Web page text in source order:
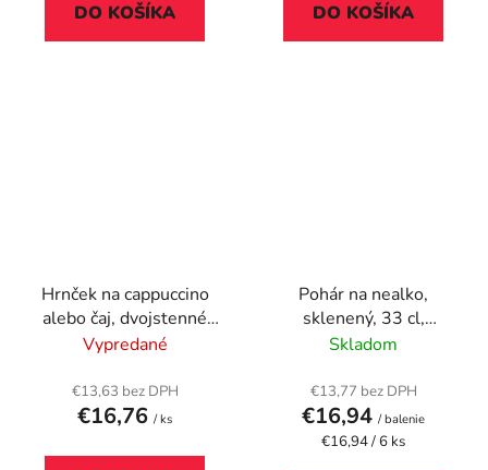
DO KOŠÍKA DO KOŠÍKA
Hrnček na cappuccino
alebo čaj, dvojstenné
sklo, 285ml, "Thermo"
Vypredané
€13,63 bez DPH
€16,76 / ks
Pohár na nealko,
sklenený, 33 cl,
"GastroLine HB "
Skladom
€13,77 bez DPH
€16,94 / balenie
Jednotková
€16,94 / 6 ks